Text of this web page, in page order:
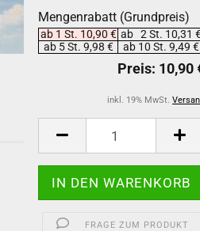
Mengenrabatt (Grundpreis)
ab 1 St. 10,90 € ab 2 St. 10,31
ab 5 St. 9,98 €
ab 10 St. 9,49 €
inkl. 19% MwSt.
FRAGE ZUM PRODUKT